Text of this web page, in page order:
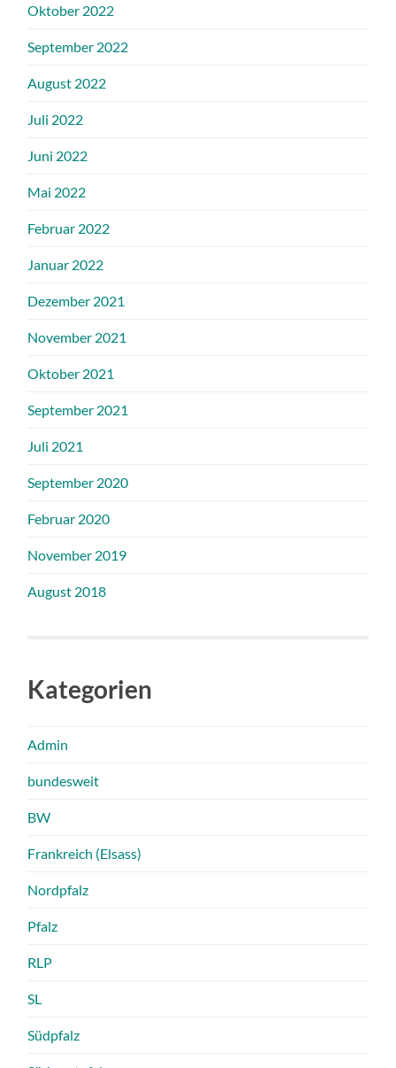
Oktober 2022
September 2022
August 2022
Juli 2022
Juni 2022
Mai 2022
Februar 2022
Januar 2022
Dezember 2021
November 2021
Oktober 2021
September 2021
Juli 2021
September 2020
Februar 2020
November 2019
August 2018
Kategorien
Admin
bundesweit
BW
Frankreich (Elsass)
Nordpfalz
Pfalz
RLP
SL
Südpfalz